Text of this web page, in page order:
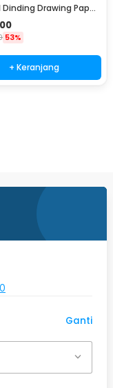
Drawing Paper
Princess - HB30
53%
+ Keranjang
Ganti